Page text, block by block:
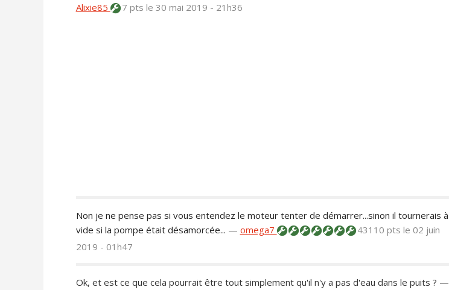
Alixie85
7 pts le 30 mai 2019 - 21h36
Non je ne pense pas si vous entendez le moteur tenter de démarrer...sinon il tournerais à
vide si la pompe était désamorcée... — omega7 43110 pts le 02 juin
2019 - 01h47
Ok, et est ce que cela pourrait être tout simplement qu'il n'y a pas d'eau dans le puits ? —